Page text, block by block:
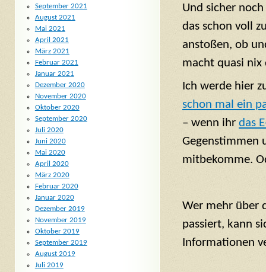
Und sicher
das schon voll
anstoßen, ob
macht quasi nix
Ich werde hier
schon mal ein
– wenn ihr das
Gegenstimmen
mitbekomme.
Wer mehr über
passiert, kann
Informationen
September 2021
August 2021
Mai 2021
April 2021
März 2021
Februar 2021
Januar 2021
Dezember 2020
November 2020
Oktober 2020
September 2020
Juli 2020
Juni 2020
Mai 2020
April 2020
März 2020
Februar 2020
Januar 2020
Dezember 2019
November 2019
Oktober 2019
September 2019
August 2019
Juli 2019